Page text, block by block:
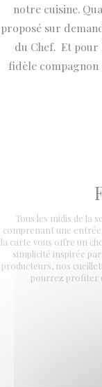
notre cuisine.
proposé sur
du Chef. Et pour
fidèle compagnon
Tous les midis de la
comprenant une
la carte vous offre un
simplicité inspirée
producteurs, nos
pourrez profiter